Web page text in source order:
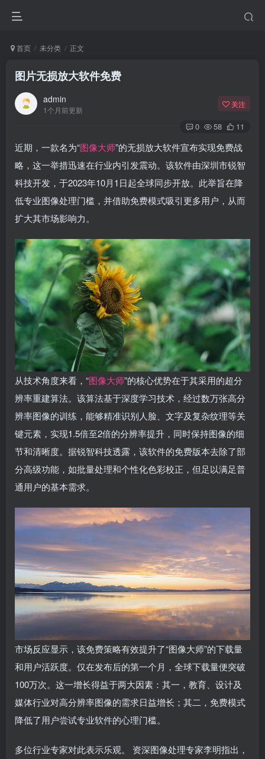
首页 未分类 正文
图片无损放大软件免费
admin
1个月前更新
关注
0 58 11
近期，一款名为“图像大师”的无损放大软件宣布实现免费战
略，这一举措迅速在行业内引发震动。该软件由深圳市锐智
科技开发，于2023年10月1日起全球同步开放。此举旨在降
低专业图像处理门槛，并借助免费模式吸引更多用户，从而
扩大其市场影响力。
从技术角度来看，“图像大师”的核心优势在于其采用的超分
辨率重建算法。该算法基于深度学习技术，经过数万张高分
辨率图像的训练，能够精准识别人脸、文字及复杂纹理等关
键元素，实现1.5倍至2倍的分辨率提升，同时保持图像的细
节和清晰度。据锐智科技透露，该软件的免费版本去除了部
分高级功能，如批量处理和个性化色彩校正，但足以满足普
通用户的基本需求。
市场反应显示，该免费策略有效提升了“图像大师”的下载量
和用户活跃度。仅在发布后的第一个月，全球下载量便突破
100万次。这一增长得益于两大因素：其一，教育、设计及
媒体行业对高分辨率图像的需求日益增长；其二，免费模式
降低了用户尝试专业软件的心理门槛。
多位行业专家对此表示乐观。 资深图像处理专家李明指出，